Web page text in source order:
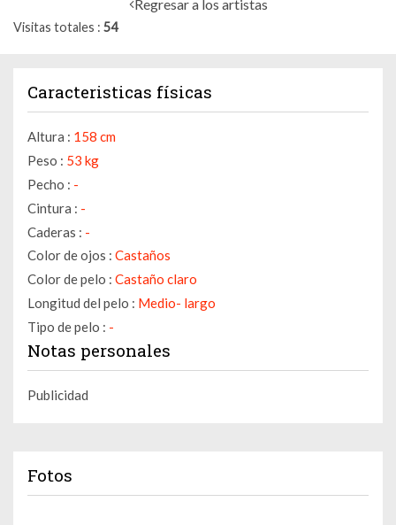
Regresar a los artistas
Visitas totales 54
Caracteristicas físicas
Altura : 158 cm
Peso : 53 kg
Pecho : -
Cintura : -
Caderas : -
Color de ojos : Castaños
Color de pelo : Castaño claro
Longitud del pelo : Medio- largo
Tipo de pelo : -
Notas personales
Publicidad
Fotos